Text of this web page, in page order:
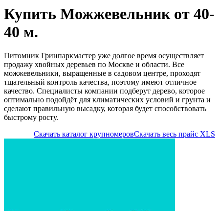
Купить Можжевельник от 40-
40 м.
Питомник Гринпаркмастер уже долгое время осуществляет
продажу хвойных деревьев по Москве и области. Все
можжевельники, выращенные в садовом центре, проходят
тщательный контроль качества, поэтому имеют отличное
качество. Специалисты компании подберут дерево, которое
оптимально подойдёт для климатических условий и грунта и
сделают правильную высадку, которая будет способствовать
быстрому росту.
Скачать весь прайс XLS
Скачать каталог крупномеров